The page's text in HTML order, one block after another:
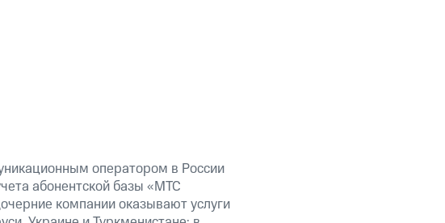
оператором в России
абонентской базы «МТС
компании оказывают услуги